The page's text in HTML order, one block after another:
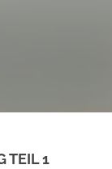
TEIL 1